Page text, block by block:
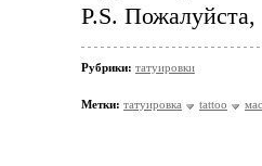
P.S.
Рубрики: татуировки
Метки: татуировка tattoo